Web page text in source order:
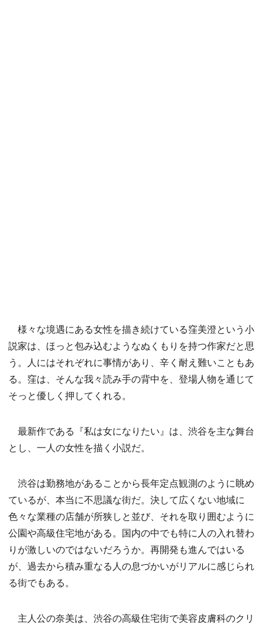
様々な境遇にある女性を描き続けている窪美澄という小
説家は、ほっと包み込むようなぬくもりを持つ作家だと思
う。人にはそれぞれに事情があり、辛く耐え難いこともあ
る。窪は、そんな我々読み手の背中を、登場人物を通じて
そっと優しく押してくれる。
最新作である『私は女になりたい』は、渋谷を主な舞台
とし、一人の女性を描く小説だ。
渋谷は勤務地があることから長年定点観測のように眺め
ているが、本当に不思議な街だ。決して広くない地域に
色々な業種の店舗が所狭しと並び、それを取り囲むように
公園や高級住宅地がある。国内の中でも特に人の入れ替わ
りが激しいのではないだろうか。再開発も進んではいる
が、過去から積み重なる人の息づかいがリアルに感じられ
る街でもある。
主人公の奈美は、渋谷の高級住宅街で美容皮膚科のクリ